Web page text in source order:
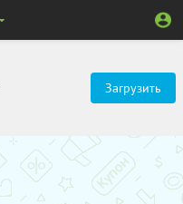
Загрузить